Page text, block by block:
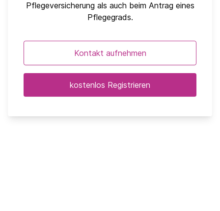
Pflegeversicherung als auch beim Antrag eines
Pflegegrads.
Kontakt aufnehmen
kostenlos Registrieren